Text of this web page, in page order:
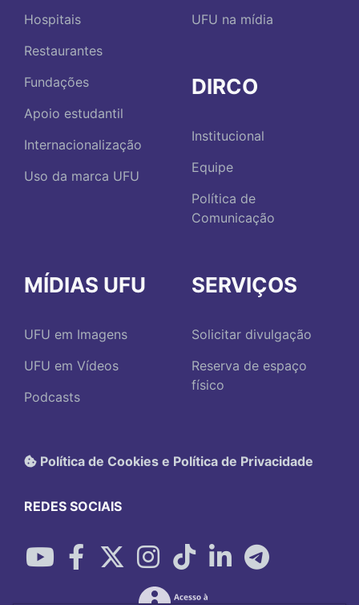
Hospitais
Restaurantes
Fundações
Apoio estudantil
Internacionalização
Uso da marca UFU
UFU na mídia
DIRCO
Institucional
Equipe
Política de
Comunicação
MÍDIAS UFU
UFU em Imagens
UFU em Vídeos
Podcasts
SERVIÇOS
Solicitar divulgação
Reserva de espaço
físico
Política de Cookies e Política de Privacidade
REDES SOCIAIS